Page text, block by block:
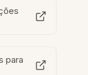
para